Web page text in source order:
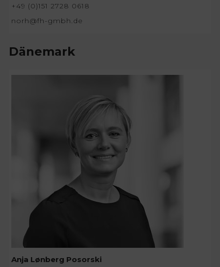
+49 (0)151 2728 0618
norh@fh-gmbh.de
Dänemark
Anja Lønberg Posorski